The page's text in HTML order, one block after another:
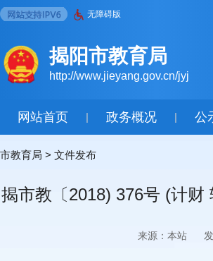
无障碍版
揭阳市教育局
http://www.jieyang.gov.cn/jyj
网站首页 | 政务概况 | 公
市教育局 > 文件发布
揭市教〔2018) 376号 (计
来源：本站